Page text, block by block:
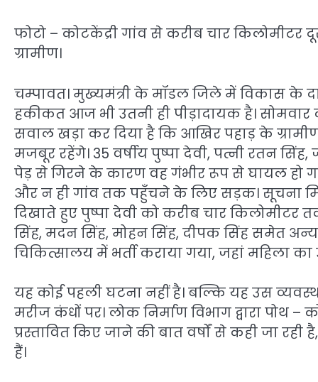
फोटो – कोटकेंद्री गांव से करीब चार
ग्रामीण।
चम्पावत। मुख्यमंत्री के मॉडल जिले में विकास के
हकीकत आज भी उतनी ही पीड़ादायक है।
सवाल खड़ा कर दिया है कि आखिर पहाड़ के
मजबूर रहेंगे। 35 वर्षीय पुष्पा देवी, पत्नी रतन
पेड़ से गिरने के कारण वह गंभीर रूप से घायल हो
और न ही गांव तक पहुँचने के लिए सड़क। सूचना
दिखाते हुए पुष्पा देवी को करीब चार
सिंह, मदन सिंह, मोहन सिंह, दीपक सिंह समेत
चिकित्सालय में भर्ती कराया गया, जहां महिला का
यह कोई पहली घटना नहीं है। बल्कि यह उस
मरीज कंधों पर। लोक निर्माण विभाग द्वारा पोथ
प्रस्तावित किए जाने की बात वर्षों से कही जा
हैं।